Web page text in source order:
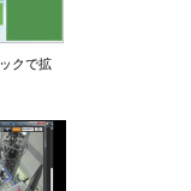
クで拡